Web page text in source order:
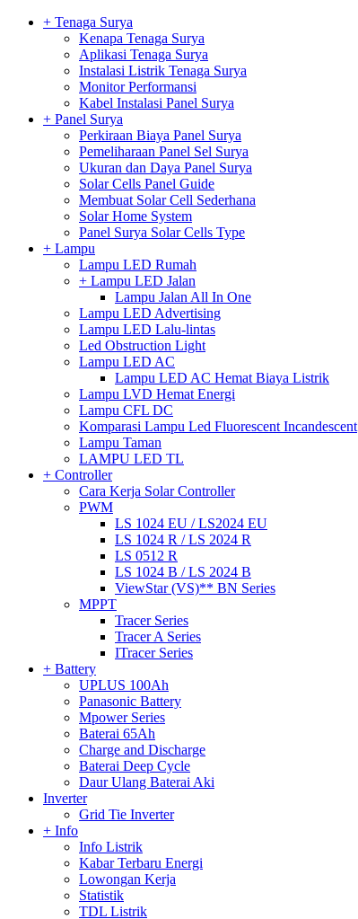
+ Tenaga Surya
Kenapa Tenaga Surya
Aplikasi Tenaga Surya
Instalasi Listrik Tenaga Surya
Monitor Performansi
Kabel Instalasi Panel Surya
+ Panel Surya
Perkiraan Biaya Panel Surya
Pemeliharaan Panel Sel Surya
Ukuran dan Daya Panel Surya
Solar Cells Panel Guide
Membuat Solar Cell Sederhana
Solar Home System
Panel Surya Solar Cells Type
+ Lampu
Lampu LED Rumah
+ Lampu LED Jalan
Lampu Jalan All In One
Lampu LED Advertising
Lampu LED Lalu-lintas
Led Obstruction Light
Lampu LED AC
Lampu LED AC Hemat Biaya Listrik
Lampu LVD Hemat Energi
Lampu CFL DC
Komparasi Lampu Led Fluorescent Incandescent
Lampu Taman
LAMPU LED TL
+ Controller
Cara Kerja Solar Controller
PWM
LS 1024 EU / LS2024 EU
LS 1024 R / LS 2024 R
LS 0512 R
LS 1024 B / LS 2024 B
ViewStar (VS)** BN Series
MPPT
Tracer Series
Tracer A Series
ITracer Series
+ Battery
UPLUS 100Ah
Panasonic Battery
Mpower Series
Baterai 65Ah
Charge and Discharge
Baterai Deep Cycle
Daur Ulang Baterai Aki
Inverter
Grid Tie Inverter
+ Info
Info Listrik
Kabar Terbaru Energi
Lowongan Kerja
Statistik
TDL Listrik